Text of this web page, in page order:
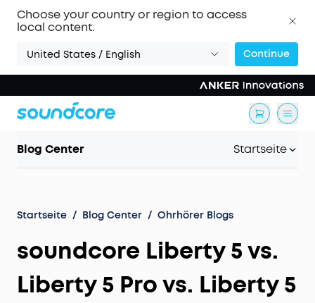
Choose your country or region to access
local content.
United States / English Continue
Blog Center Startseite
Startseite / Blog Center / Ohrhörer Blogs
soundcore Liberty 5 vs.
Liberty 5 Pro vs. Liberty 5